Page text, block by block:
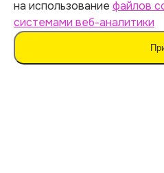
Оферта
Политика обработки
Согласие на
Согласие на сбор
на использование файлов
системами веб-аналитики